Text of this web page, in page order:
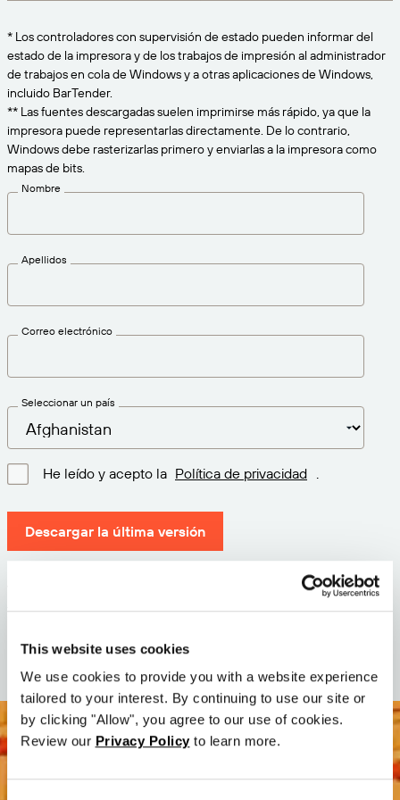
This website uses cookies
We use cookies to provide you with a website experience
tailored to your interest. By continuing to use our site or
by clicking "Allow", you agree to our use of cookies.
Review our Privacy Policy to learn more.
PRODUCTO
Precios
Prueba gratuita
Especificaciones técnicas
Descripción general de las soluciones
CONECTAR
Quiénes somos
Empleo
Prensa
Modelo de madurez para etiquetado y
Consiga el nivel de soporte adecuado para las
necesidades de su negocio.
* Los controladores con supervisión de estado pueden informar del
estado de la impresora y de los trabajos de impresión al administrador
de trabajos en cola de Windows y a otras aplicaciones de Windows,
incluido BarTender.
** Las fuentes descargadas suelen imprimirse más rápido, ya que la
impresora puede representarlas directamente. De lo contrario,
Windows debe rasterizarlas primero y enviarlas a la impresora como
mapas de bits.
Nombre
Apellidos
Correo electrónico
Seleccionar un país
He leído y acepto la Política de privacidad
Descargar la última versión
Tamaño: 72.0 MB